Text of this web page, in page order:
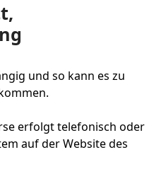
und so kann es zu
erfolgt telefonisch oder
auf der Website des